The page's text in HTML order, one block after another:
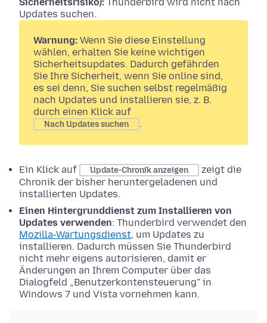
Updates suchen.
Warnung: Wenn Sie diese Einstellung
wählen, erhalten Sie keine wichtigen
Sicherheitsupdates. Dadurch gefährden
Sie Ihre Sicherheit, wenn Sie online sind,
es sei denn, Sie suchen selbst regelmäßig
nach Updates und installieren sie, z. B.
durch einen Klick auf
Nach Updates suchen .
Ein Klick auf Update-Chronik anzeigen
zeigt die
Chronik der bisher heruntergeladenen und
installierten Updates.
Einen Hintergrunddienst zum Installieren von
Updates verwenden: Thunderbird verwendet den
Mozilla-Wartungsdienst, um Updates zu
installieren. Dadurch müssen Sie Thunderbird
nicht mehr eigens autorisieren, damit er
Änderungen an Ihrem Computer über das
Dialogfeld „Benutzerkontensteuerung” in
Windows 7 und Vista vornehmen kann.